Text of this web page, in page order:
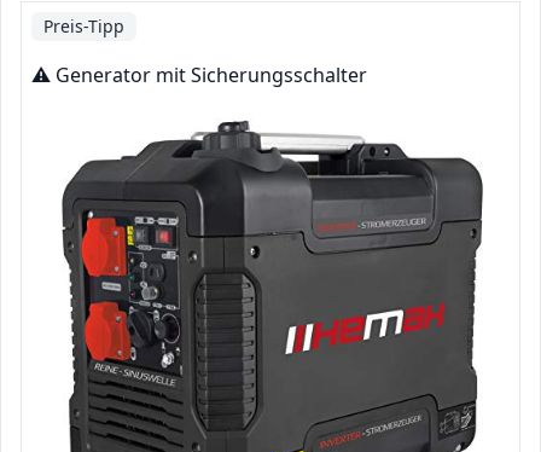
Preis-Tipp
⚠️ Generator mit Sicherungsschalter